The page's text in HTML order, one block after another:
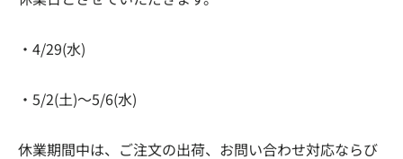
・4/29(水)
・5/2(土)～5/6(水)
休業期間中は、ご注文の出荷、お問い合わせ対応ならび